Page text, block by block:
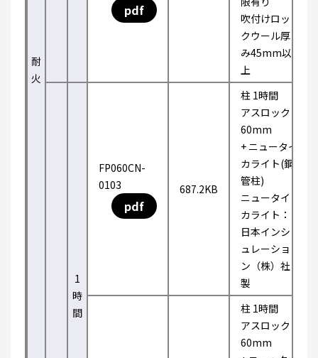
耐
火
pdf
吹付けロッ
クウール厚
み45mm以
上
1
時
間
FP060CN-
0103
pdf
687.2KB
柱 1時間
アスロック
60mm
+ ニュータイ
カライト(鋼
管柱)
ニュータイ
カライト：
日本インシ
ュレーショ
ン（株）社
製
柱 1時間
アスロック
60mm